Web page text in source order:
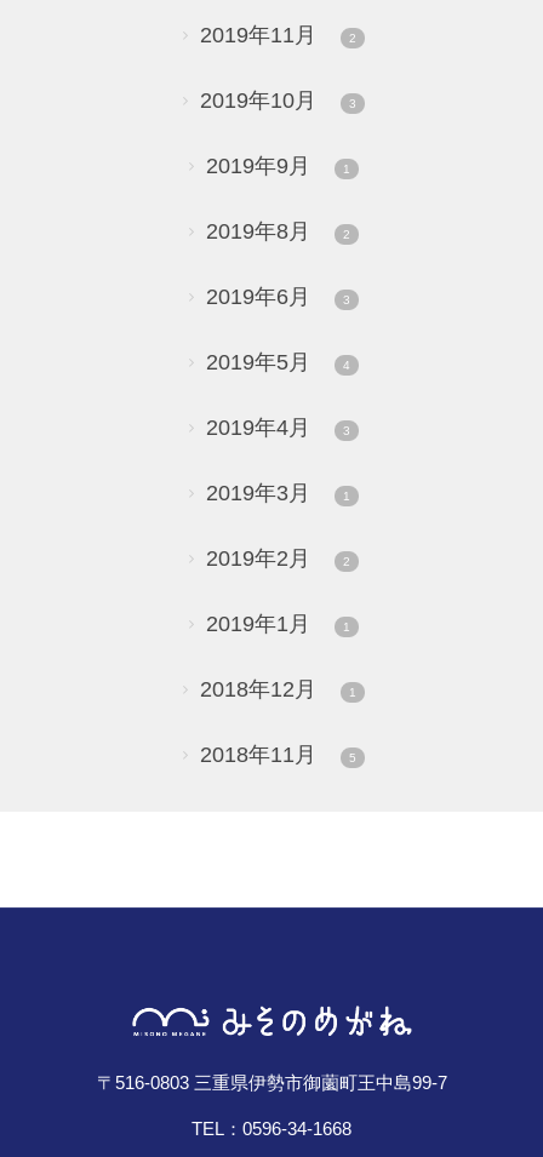
2019年11月 2
2019年10月 3
2019年9月 1
2019年8月 2
2019年6月 3
2019年5月 4
2019年4月 3
2019年3月 1
2019年2月 2
2019年1月 1
2018年12月 1
2018年11月 5
〒516-0803 三重県伊勢市御薗町王中島99-7
TEL：0596-34-1668